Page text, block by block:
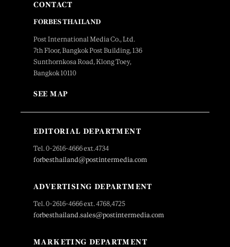
CONTACT
FORBES THAILAND
Post International Media Co., Ltd.
7th Floor, Bangkok Post Building, 136
Sunthornkosa Road, Klong Toey,
Bangkok 10110
SEE MAP
EDITORIAL DEPARTMENT
Tel. 0-2616-4666 ext.4734
forbesthailand@postintermedia.com
ADVERTISING DEPARTMENT
Tel. 0-2616-4666 ext. 4768,4725
forbesthailand.sales@postintermedia.com
MARKETING DEPARTMENT